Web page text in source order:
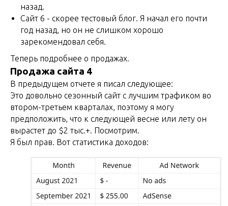
назад.
Сайт 6 - скорее тестовый блог. Я начал его почти
год назад, но он не слишком хорошо
зарекомендовал себя.
Теперь подробнее о продажах.
Продажа сайта 4
В предыдущем отчете я писал следующее:
Это довольно сезонный сайт с лучшим трафиком во
втором-третьем кварталах, поэтому я могу
предположить, что к следующей весне или лету он
вырастет до $2 тыс.+. Посмотрим.
Я был прав. Вот статистика доходов: